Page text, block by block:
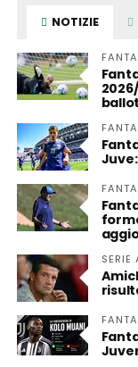
NOTIZIE
SERIE